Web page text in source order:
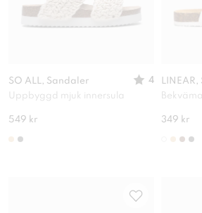
SO ALL, Sandaler
4
Uppbyggd mjuk innersula
549 kr
Bekväma
349 kr